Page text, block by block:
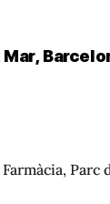
Parc